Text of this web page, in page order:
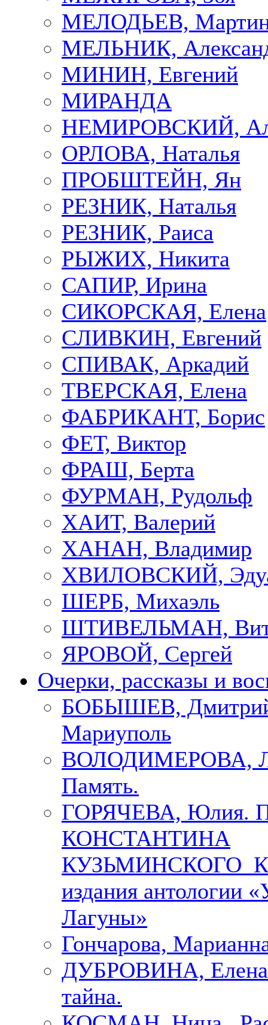
МЕЛОДЬЕВ,
МЕЛЬНИК,
МИНИН, Евгений
МИРАНДА
НЕМИРОВСКИЙ,
ОРЛОВА, Наталья
ПРОБШТЕЙН, Ян
РЕЗНИК, Наталья
РЕЗНИК, Раиса
РЫЖИХ, Никита
САПИР, Ирина
СИКОРСКАЯ, Елена
СЛИВКИН, Евгений
СПИВАК, Аркадий
ТВЕРСКАЯ, Елена
ФАБРИКАНТ, Борис
ФЕТ, Виктор
ФРАШ, Берта
ФУРМАН, Рудольф
ХАИТ, Валерий
ХАНАН, Владимир
ХВИЛОВСКИЙ,
ШЕРБ, Михаэль
ШТИВЕЛЬМАН,
ЯРОВОЙ, Сергей
Очерки, рассказы и
БОБЫШЕВ,
Мариуполь
ВОЛОДИМЕРОВА,
Память.
ГОРЯЧЕВА, Юлия.
КОНСТАНТИНА
КУЗЬМИНСКОГО К
издания антологии
Лагуны»
Гончарова,
ДУБРОВИНА,
тайна.